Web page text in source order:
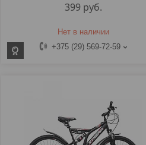
399 руб.
Нет в наличии
+375 (29) 569-72-59